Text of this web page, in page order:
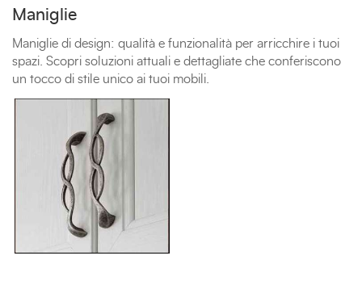
Maniglie
Maniglie di design: qualità e funzionalità per arricchire i tuoi
spazi. Scopri soluzioni attuali e dettagliate che conferiscono
un tocco di stile unico ai tuoi mobili.